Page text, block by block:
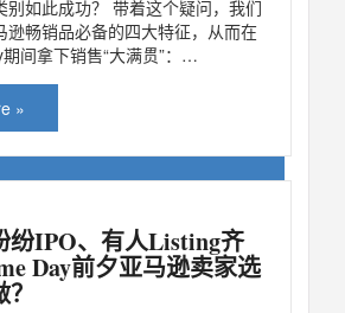
别如此成功？ 带着这个疑问，我们
逊畅销品必备的四大特征，从而在
间拿下销售“大满贯”：…
»
纷IPO、有人Listing齐
Day前夕亚马逊卖家选